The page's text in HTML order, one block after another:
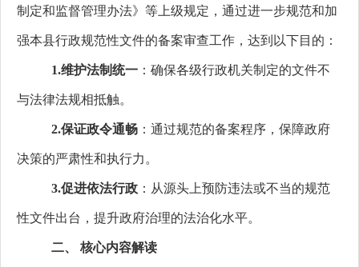
制定和监督管理办法》等上级规定，通过进一步规范和加
强本县行政规范性文件的备案审查工作，达到以下目的：
1.维护法制统一 ：确保各级行政机关制定的文件不
与法律法规相抵触。
2.保证政令通畅 ：通过规范的备案程序，保障政府
决策的严肃性和执行力。
3.促进依法行政 ：从源头上预防违法或不当的规范
性文件出台，提升政府治理的法治化水平。
二、 核心内容解读